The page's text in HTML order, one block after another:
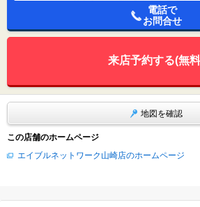
電話で
お問合せ
来店予約する(無
地図を確認
この店舗のホームページ
エイブルネットワーク山崎店のホームページ